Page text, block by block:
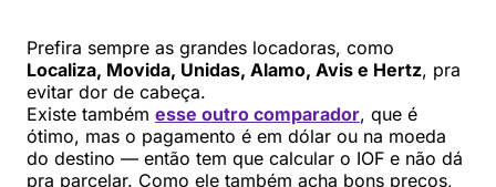
Prefira sempre as grandes locadoras, como
Localiza, Movida, Unidas, Alamo, Avis e Hertz, pra
evitar dor de cabeça.
Existe também esse outro comparador, que é
ótimo, mas o pagamento é em dólar ou na moeda
do destino — então tem que calcular o IOF e não dá
pra parcelar. Como ele também acha bons preços,